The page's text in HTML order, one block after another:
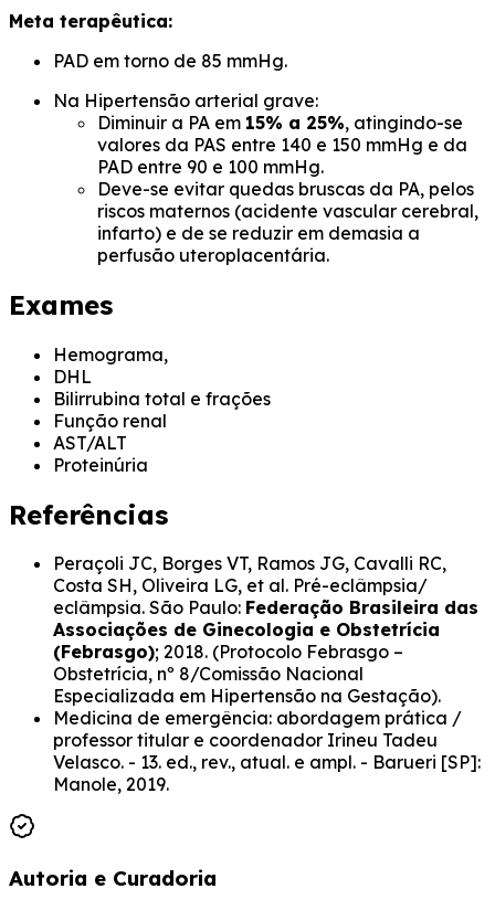
Meta terapêutica:
PAD em torno de 85 mmHg.
Na Hipertensão arterial grave:
Diminuir a PA em 15% a 25%, atingindo-se
valores da PAS entre 140 e 150 mmHg e da
PAD entre 90 e 100 mmHg.
Deve-se evitar quedas bruscas da PA, pelos
riscos maternos (acidente vascular cerebral,
infarto) e de se reduzir em demasia a
perfusão uteroplacentária.
Exames
Hemograma,
DHL
Bilirrubina total e frações
Função renal
AST/ALT
Proteinúria
Referências
Peraçoli JC, Borges VT, Ramos JG, Cavalli RC,
Costa SH, Oliveira LG, et al. Pré-eclâmpsia/
eclâmpsia. São Paulo: Federação Brasileira das
Associações de Ginecologia e Obstetrícia
(Febrasgo); 2018. (Protocolo Febrasgo –
Obstetrícia, nº 8/Comissão Nacional
Especializada em Hipertensão na Gestação).
Medicina de emergência: abordagem prática /
professor titular e coordenador Irineu Tadeu
Velasco. - 13. ed., rev., atual. e ampl. - Barueri [SP]:
Manole, 2019.
Autoria e Curadoria